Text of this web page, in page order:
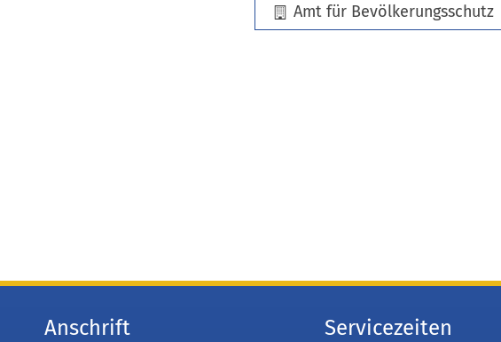
Amt für Bevölkerungsschutz
Anschrift Servicezeiten